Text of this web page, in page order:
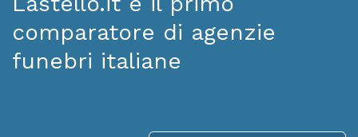
comparatore di agenzie
funebri italiane